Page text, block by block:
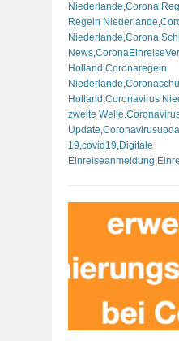
Niederlande,Corona
Regeln Niederlande,
Niederlande,Corona
News,
Holland ,Coronaregeln
Niederlande,
Holland ,Coronavirus
zweite Welle,
Update,
19,covid19,Digitale
Einreiseanmeldung,